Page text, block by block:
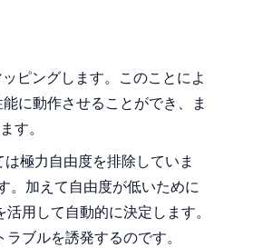
ピングします。このことによ
に動作させることができ、ま
す。
極力自由度を排除していま
。加えて自由度が低いために
用して自動的に決定します。
ブルを誘発するのです。